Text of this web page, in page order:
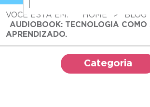
VOCÊ ESTÁ EM: HOME > BLOG
AUDIOBOOK: TECNOLOGIA
APRENDIZADO.
Categoria